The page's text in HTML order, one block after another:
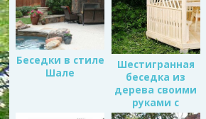
Беседки в стиле
Шале
Шестигранная
беседка из
дерева своими
руками с
кровлей из